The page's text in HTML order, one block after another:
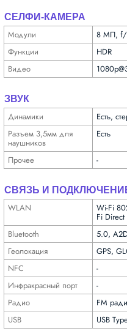
СЕЛФИ-КАМЕРА
Модули
8 МП,
Функ­ции
HDR
Видео
ЗВУК
Динамики
Есть,
Разъем 3,5мм для
науш­ников
Есть
Прочее -
СВЯЗЬ И
WLAN Wi-Fi
Fi Direct
Bluetooth
5.0,
Геолока­ция
GPS,
NFC
-
Инфра­красный порт
-
Радио
FM
USB
USB